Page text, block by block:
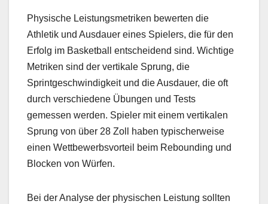
Physische Leistungsmetriken bewerten die
Athletik und Ausdauer eines Spielers, die für den
Erfolg im Basketball entscheidend sind. Wichtige
Metriken sind der vertikale Sprung, die
Sprintgeschwindigkeit und die Ausdauer, die oft
durch verschiedene Übungen und Tests
gemessen werden. Spieler mit einem vertikalen
Sprung von über 28 Zoll haben typischerweise
einen Wettbewerbsvorteil beim Rebounding und
Blocken von Würfen.
Bei der Analyse der physischen Leistung sollten